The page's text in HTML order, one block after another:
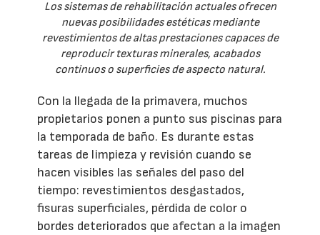
Los sistemas de rehabilitación actuales ofrecen
nuevas posibilidades estéticas mediante
revestimientos de altas prestaciones capaces de
reproducir texturas minerales, acabados
continuos o superficies de aspecto natural.
Con la llegada de la primavera, muchos
propietarios ponen a punto sus piscinas para
la temporada de baño. Es durante estas
tareas de limpieza y revisión cuando se
hacen visibles las señales del paso del
tiempo: revestimientos desgastados,
fisuras superficiales, pérdida de color o
bordes deteriorados que afectan a la imagen